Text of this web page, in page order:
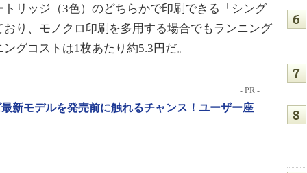
リッジ（3色）のどちらかで印刷できる「シング
り、モノクロ印刷を多用する場合でもランニング
グコストは1枚あたり約5.3円だ。
- PR -
新モデルを発売前に触れるチャンス！ユーザー座